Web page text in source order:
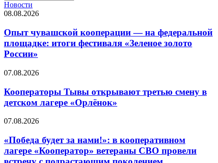
Новости
08.08.2026
Опыт чувашской кооперации — на федеральной
площадке: итоги фестиваля «Зеленое золото
России»
07.08.2026
Кооператоры Тывы открывают третью смену в
детском лагере «Орлёнок»
07.08.2026
«Победа будет за нами!»: в кооперативном
лагере «Кооператор» ветераны СВО провели